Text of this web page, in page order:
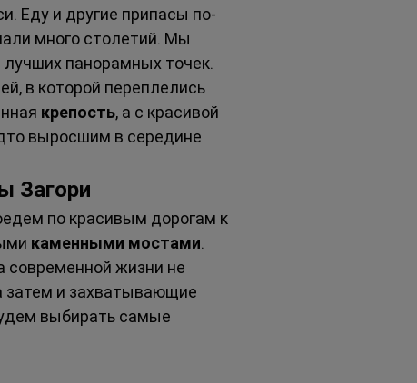
Еду и другие припасы по-
много столетий. Мы
лучших панорамных точек.
в которой переплелись
крепость, а с красивой
выросшим в середине
Загори
по красивым дорогам к
каменными мостами.
современной жизни не
затем и захватывающие
выбирать самые